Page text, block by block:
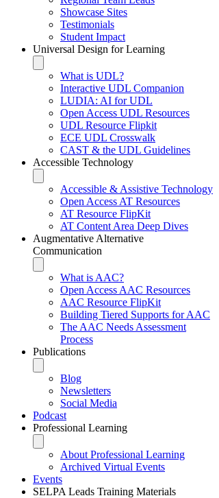
Showcase Sites
Testimonials
Student Impact
Universal Design for Learning
What is UDL?
Interactive UDL Companion
LUDIA: AI for UDL
Open Access UDL Resources
UDL Resource Flipkit
ECE UDL Crosswalk
CAST & the UDL Guidelines
Accessible Technology
Accessible & Assistive Technology
Open Access AT Resources
AT Resource FlipKit
AT Content Area Deep Dives
Augmentative Alternative
Communication
What is AAC?
Open Access AAC Resources
AAC Resource FlipKit
Building Tiered Supports for AAC
The AAC Needs Assessment
Process
Publications
Blog
Newsletters
Social Media
Podcast
Professional Learning
About Professional Learning
Archived Virtual Events
Events
SELPA Leads Training Materials